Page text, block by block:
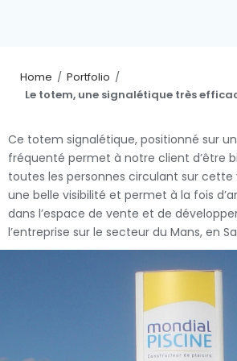
Home / Portfolio /
Le totem, une signalétique très
Ce totem signalétique, positionné sur
fréquenté permet à notre client d’être
toutes les personnes circulant sur cette
une belle visibilité et permet à la fois
dans l’espace de vente et de
l’entreprise sur le secteur du Mans, en